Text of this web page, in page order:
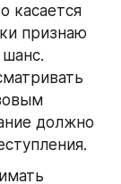
касается
признаю
должно